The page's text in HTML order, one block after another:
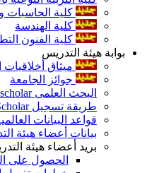
كلية الحاسبات
كلية الهندسة
كلية الفنون
بوابة هيئة التدريس
ميثاق أخلاقيات
جوائز الجامعة
البحث العلمى Google scholar
طريقة تسجيل Google Scholar
قواعد البيانات
بيانات أعضاء هيئة
بريد أعضاء هيئة
الحصول على